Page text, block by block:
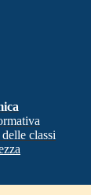
classi